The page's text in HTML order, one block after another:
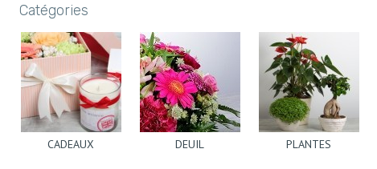
Catégories
CADEAUX DEUIL PLANTES